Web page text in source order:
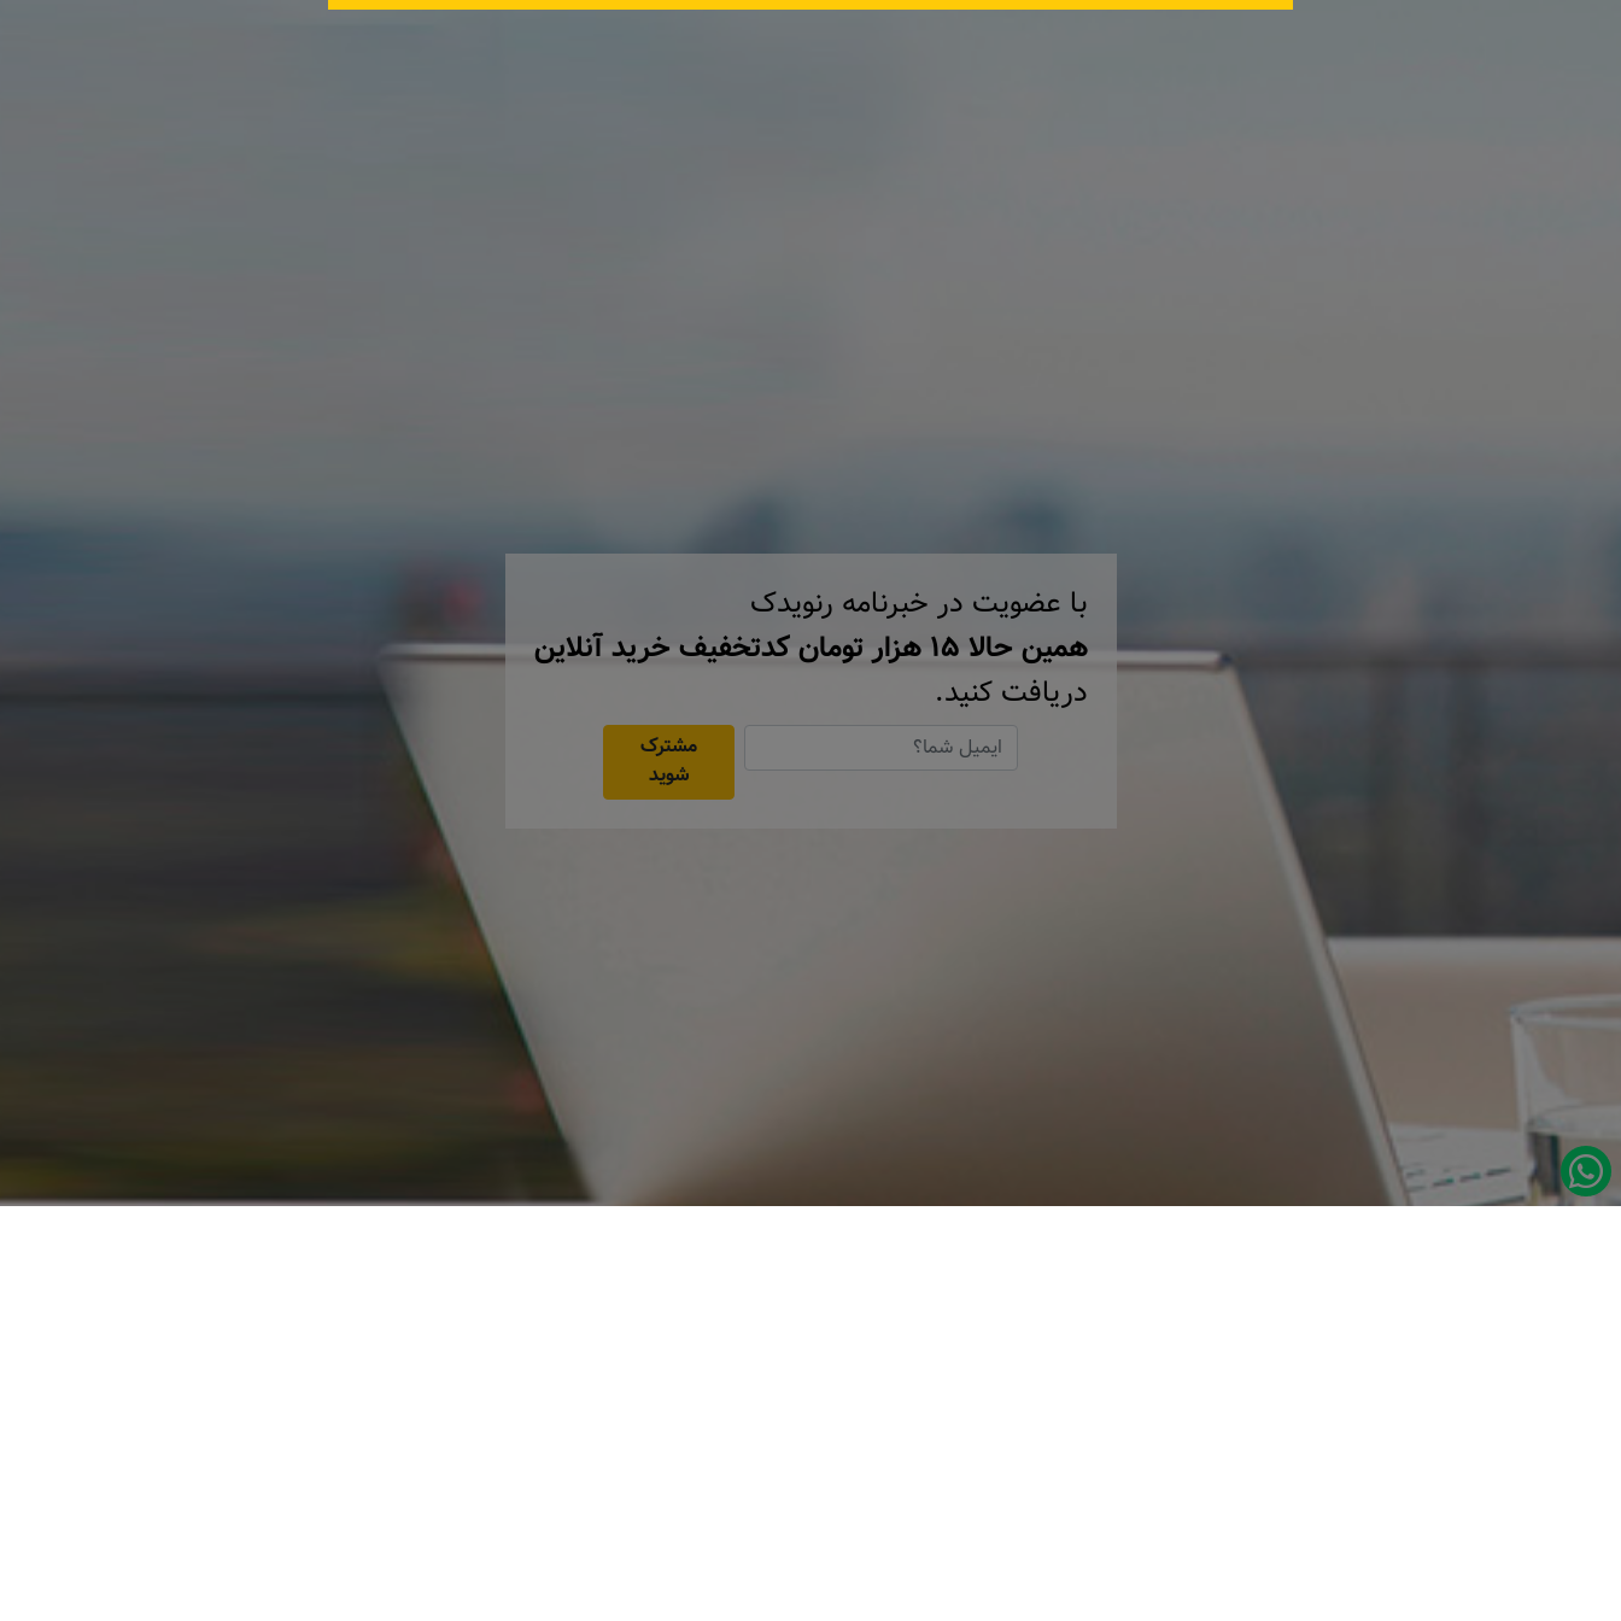
با عضویت در خبرنامه رنویدک
همین حالا ۱۵ هزار تومان کد‌تخفیف خرید آنلاین
دریافت کنید.
مشترک
شوید